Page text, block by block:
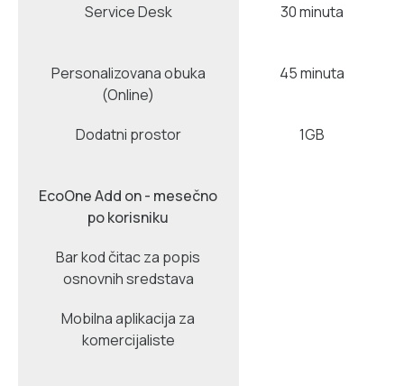
Service Desk
Personalizovana obuka
(Online)
Dodatni prostor
EcoOne Add on - mesečno
po korisniku
Bar kod čitac za popis
osnovnih sredstava
Mobilna aplikacija za
komercijaliste
30 minuta
45 minuta
1GB